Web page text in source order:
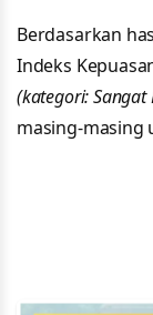
Berdasarkan
Indeks
(kategori: Sangat
masing-masing